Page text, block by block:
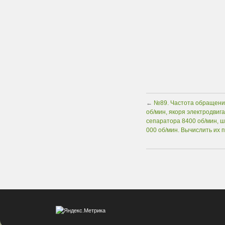
← №89. Частота
об/мин, якоря
сепаратора 8400 об/мин,
000 об/мин. Вычислить их